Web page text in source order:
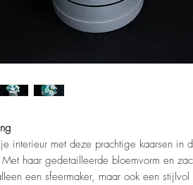
interieur met deze prachtige kaarsen in
haar gedetailleerde bloemvorm en
een sfeermaker, maar ook een